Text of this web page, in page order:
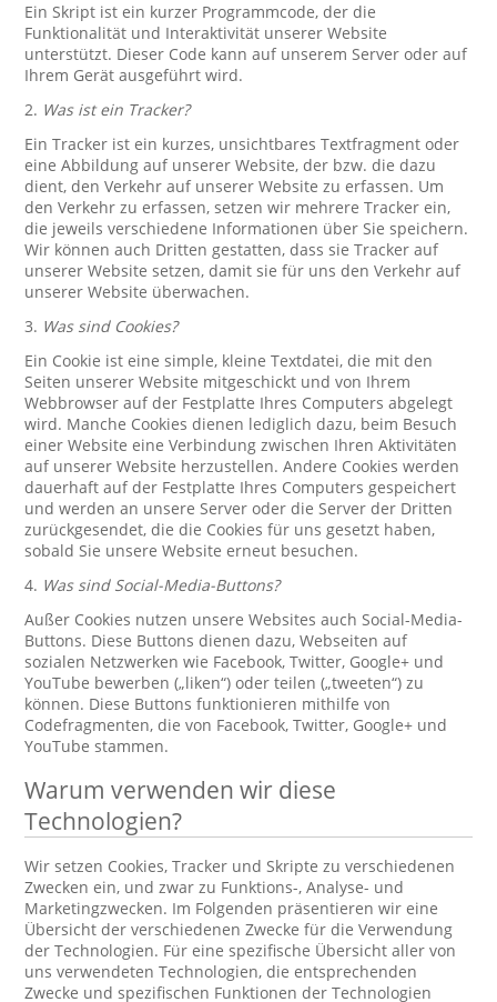
Ein Skript ist ein kurzer Programmcode, der die
Funktionalität und Interaktivität unserer Website
unterstützt. Dieser Code kann auf unserem Server oder auf
Ihrem Gerät ausgeführt wird.
2. Was ist ein Tracker?
Ein Tracker ist ein kurzes, unsichtbares Textfragment oder
eine Abbildung auf unserer Website, der bzw. die dazu
dient, den Verkehr auf unserer Website zu erfassen. Um
den Verkehr zu erfassen, setzen wir mehrere Tracker ein,
die jeweils verschiedene Informationen über Sie speichern.
Wir können auch Dritten gestatten, dass sie Tracker auf
unserer Website setzen, damit sie für uns den Verkehr auf
unserer Website überwachen.
3. Was sind Cookies?
Ein Cookie ist eine simple, kleine Textdatei, die mit den
Seiten unserer Website mitgeschickt und von Ihrem
Webbrowser auf der Festplatte Ihres Computers abgelegt
wird. Manche Cookies dienen lediglich dazu, beim Besuch
einer Website eine Verbindung zwischen Ihren Aktivitäten
auf unserer Website herzustellen. Andere Cookies werden
dauerhaft auf der Festplatte Ihres Computers gespeichert
und werden an unsere Server oder die Server der Dritten
zurückgesendet, die die Cookies für uns gesetzt haben,
sobald Sie unsere Website erneut besuchen.
4. Was sind Social-Media-Buttons?
Außer Cookies nutzen unsere Websites auch Social-Media-
Buttons. Diese Buttons dienen dazu, Webseiten auf
sozialen Netzwerken wie Facebook, Twitter, Google+ und
YouTube bewerben („liken“) oder teilen („tweeten“) zu
können. Diese Buttons funktionieren mithilfe von
Codefragmenten, die von Facebook, Twitter, Google+ und
YouTube stammen.
Warum verwenden wir diese
Technologien?
Wir setzen Cookies, Tracker und Skripte zu verschiedenen
Zwecken ein, und zwar zu Funktions-, Analyse- und
Marketingzwecken. Im Folgenden präsentieren wir eine
Übersicht der verschiedenen Zwecke für die Verwendung
der Technologien. Für eine spezifische Übersicht aller von
uns verwendeten Technologien, die entsprechenden
Zwecke und spezifischen Funktionen der Technologien